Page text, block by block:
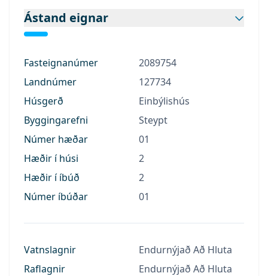
Ástand eignar
Fasteignanúmer
2089754
Landnúmer
127734
Húsgerð
Einbýlishús
Byggingarefni
Steypt
Númer hæðar
01
Hæðir í húsi
2
Hæðir í íbúð
2
Númer íbúðar
01
Vatnslagnir
Endurnýjað Að Hluta
Raflagnir
Endurnýjað Að Hluta